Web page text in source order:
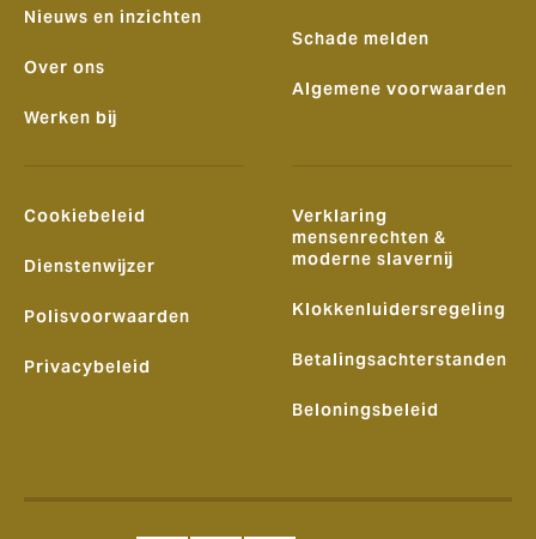
Nieuws en inzichten
Over ons
Werken bij
Schade melden
Algemene voorwaarden
Cookiebeleid
Dienstenwijzer
Polisvoorwaarden
Privacybeleid
Verklaring
mensenrechten &
moderne slavernij
Klokkenluidersregeling
Betalingsachterstanden
Beloningsbeleid